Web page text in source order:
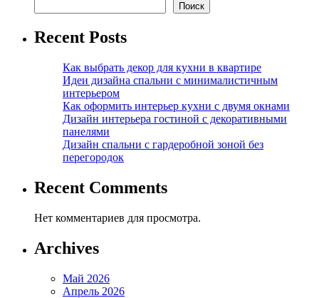
Поиск
Recent Posts
Как выбрать декор для кухни в квартире
Идеи дизайна спальни с минималистичным
интерьером
Как оформить интерьер кухни с двумя окнами
Дизайн интерьера гостиной с декоративными
панелями
Дизайн спальни с гардеробной зоной без
перегородок
Recent Comments
Нет комментариев для просмотра.
Archives
Май 2026
Апрель 2026